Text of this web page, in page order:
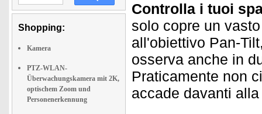
Shopping:
Kamera
PTZ-WLAN-
Überwachungskamera mit 2K,
optischem Zoom und
Personenerkennung
Controlla i tuoi
solo copre un
all'obiettivo Pan-
osserva anche in
Praticamente non
accade davanti